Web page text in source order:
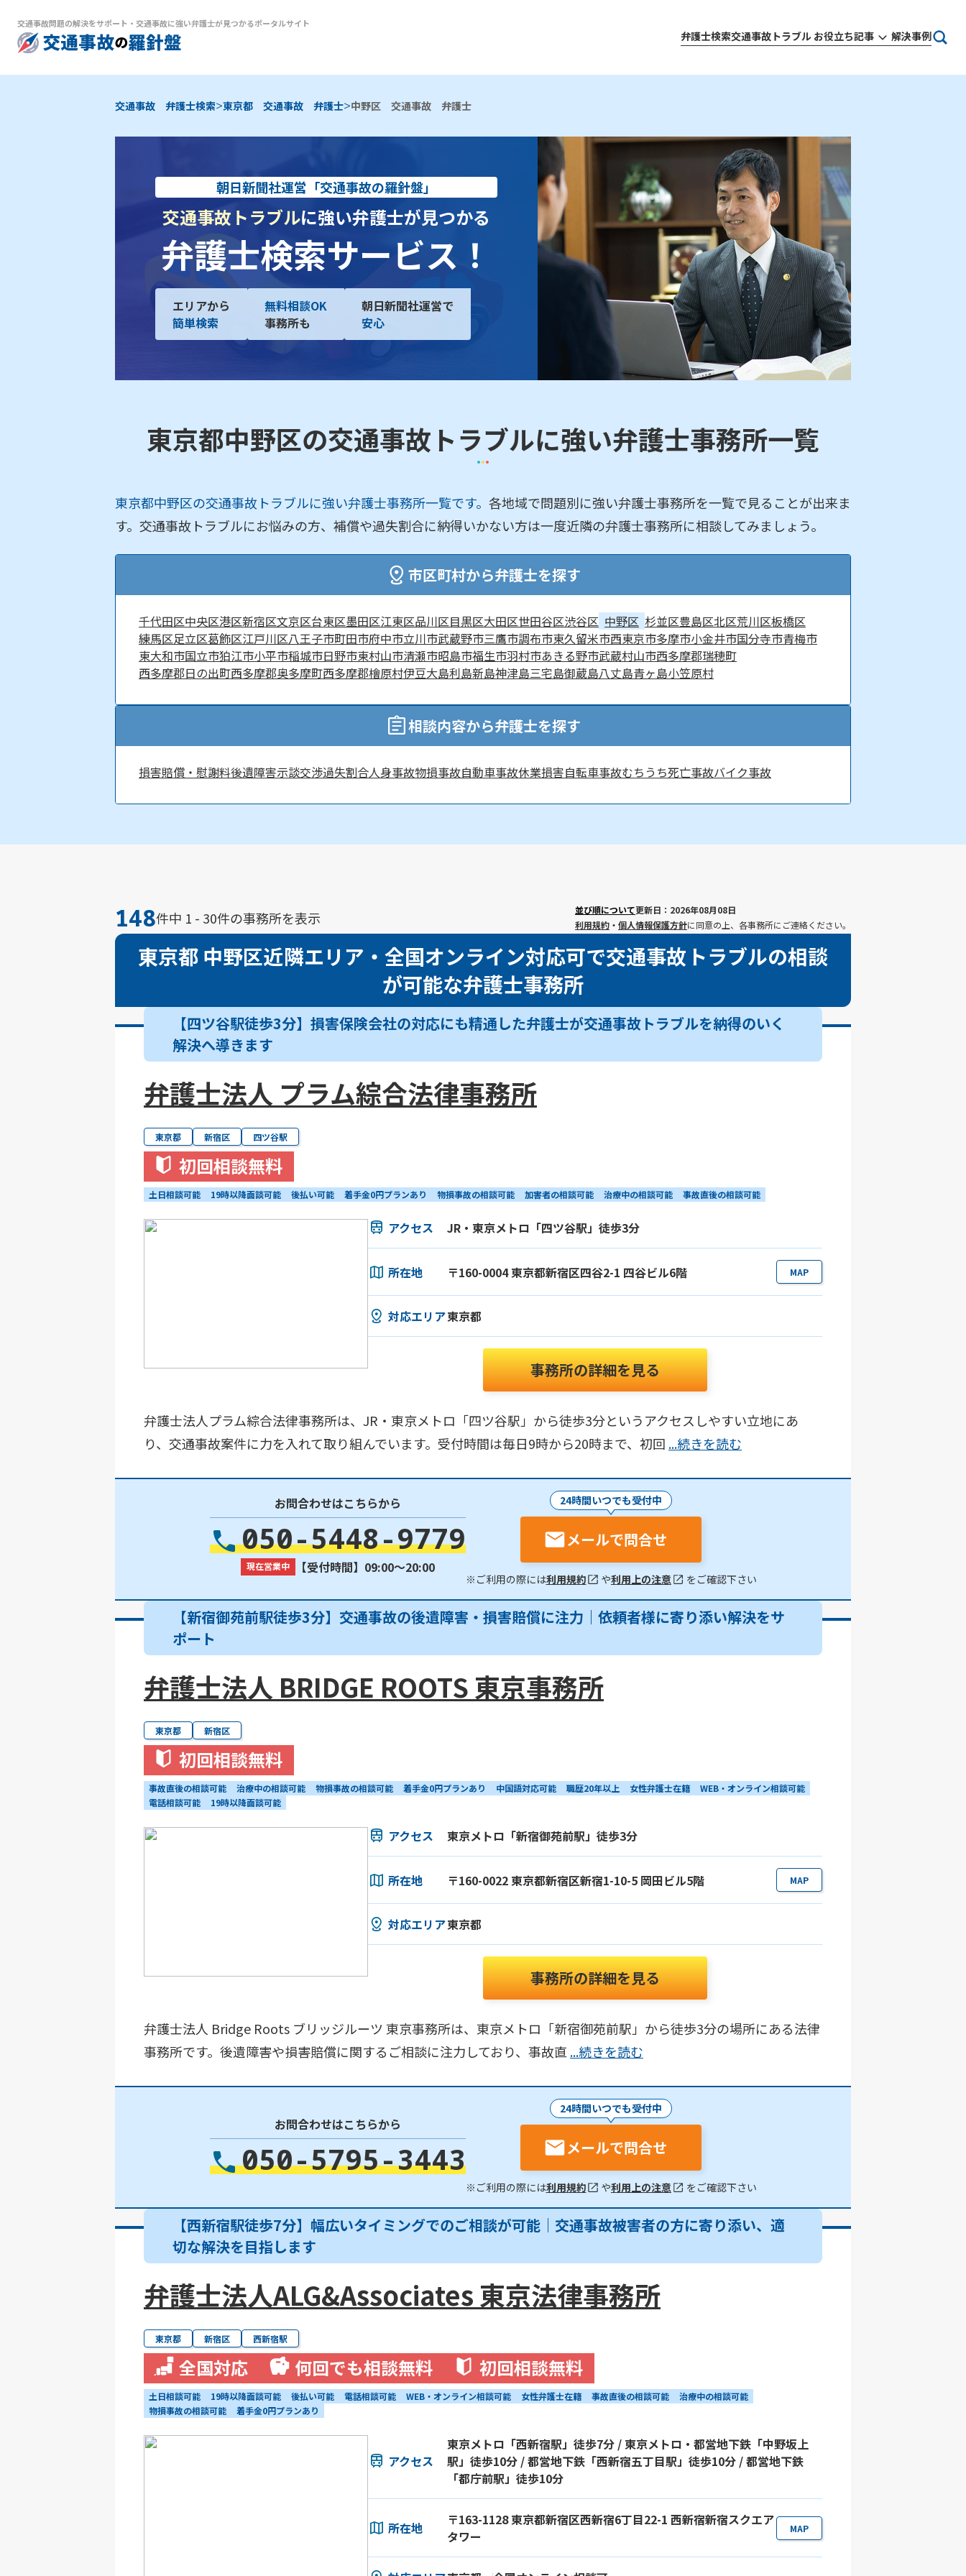
交通事故問題の解決をサポート ・ 交通事故に強い弁護士が見つかるポータルサイト
弁護士検索交通事故トラブル お役立ち記事 解決事例
交通事故 弁護士検索>東京都 交通事故 弁護士>中野区 交通事故 弁護士
朝日新聞社運営「交通事故の羅針盤」
交通事故トラブルに強い弁護士が見つかる
弁護士検索サービス！
エリアから
簡単検索
無料相談OK
事務所も
朝日新聞社運営で
安心
東京都中野区の交通事故トラブルに強い弁護士事務所一覧
東京都中野区の交通事故トラブルに強い弁護士事務所一覧です。 各地域で問題別に強い弁護士事務所を一覧で見ることが出来ま
す。交通事故トラブルにお悩みの方、補償や過失割合に納得いかない方は一度近隣の弁護士事務所に相談してみましょう。
市区町村から弁護士を探す
千代田区中央区港区新宿区文京区台東区墨田区江東区品川区目黒区大田区世田谷区渋谷区 中野区 杉並区豊島区北区荒川区板橋区
練馬区足立区葛飾区江戸川区八王子市町田市府中市立川市武蔵野市三鷹市調布市東久留米市西東京市多摩市小金井市国分寺市青梅市
東大和市国立市狛江市小平市稲城市日野市東村山市清瀬市昭島市福生市羽村市あきる野市武蔵村山市西多摩郡瑞穂町
西多摩郡日の出町西多摩郡奥多摩町西多摩郡檜原村伊豆大島利島新島神津島三宅島御蔵島八丈島青ヶ島小笠原村
相談内容から弁護士を探す
損害賠償・慰謝料後遺障害示談交渉過失割合人身事故物損事故自動車事故休業損害自転車事故むちうち死亡事故バイク事故
148件中 1 - 30件の事務所を表示 並び順について更新日：2026年08月08日
利用規約 ・ 個人情報保護方針に同意の上、各事務所にご連絡ください。
東京都 中野区近隣エリア・全国オンライン対応可で交通事故トラブルの相談
が可能な弁護士事務所
【四ツ谷駅徒歩3分】損害保険会社の対応にも精通した弁護士が交通事故トラブルを納得のいく
解決へ導きます
弁護士法人 プラム綜合法律事務所
東京都 新宿区 四ツ谷駅
初回相談無料
土日相談可能 19時以降面談可能 後払い可能 着手金0円プランあり 物損事故の相談可能 加害者の相談可能 治療中の相談可能 事故直後の相談可能
アクセス JR・東京メトロ「四ツ谷駅」徒歩3分
所在地 〒160-0004 東京都新宿区四谷2-1 四谷ビル6階 MAP
対応エリア東京都
事務所の詳細を見る
弁護士法人プラム綜合法律事務所は、JR・東京メトロ「四ツ谷駅」から徒歩3分というアクセスしやすい立地にあ
り、交通事故案件に力を入れて取り組んでいます。受付時間は毎日9時から20時まで、初回 ...続きを読む
お問合わせはこちらから
050-5448-9779
現在営業中 【受付時間】09:00〜20:00
24時間いつでも受付中
メールで問合せ
※ご利用の際には利用規約 や利用上の注意 をご確認下さい
【新宿御苑前駅徒歩3分】交通事故の後遺障害・損害賠償に注力｜依頼者様に寄り添い解決をサ
ポート
弁護士法人 BRIDGE ROOTS 東京事務所
東京都 新宿区
初回相談無料
事故直後の相談可能 治療中の相談可能 物損事故の相談可能 着手金0円プランあり 中国語対応可能 職歴20年以上 女性弁護士在籍
WEB・オンライン相談可能
電話相談可能
19時以降面談可能
アクセス 東京メトロ「新宿御苑前駅」徒歩3分
所在地 〒160-0022 東京都新宿区新宿1-10-5 岡田ビル5階 MAP
対応エリア東京都
事務所の詳細を見る
弁護士法人 Bridge Roots ブリッジルーツ 東京事務所は、東京メトロ「新宿御苑前駅」から徒歩3分の場所にある法律
事務所です。後遺障害や損害賠償に関するご相談に注力しており、事故直 ...続きを読む
お問合わせはこちらから
050-5795-3443
24時間いつでも受付中
メールで問合せ
※ご利用の際には利用規約 や利用上の注意 をご確認下さい
【西新宿駅徒歩7分】幅広いタイミングでのご相談が可能｜交通事故被害者の方に寄り添い、適
切な解決を目指します
弁護士法人ALG&Associates 東京法律事務所
東京都 新宿区 西新宿駅
全国対応 何回でも相談無料 初回相談無料
土日相談可能 19時以降面談可能 後払い可能 電話相談可能 WEB・オンライン相談可能 女性弁護士在籍 事故直後の相談可能
治療中の相談可能
物損事故の相談可能
着手金0円プランあり
アクセス
東京メトロ「西新宿駅」徒歩7分 / 東京メトロ・都営地下鉄「中野坂上
駅」徒歩10分 / 都営地下鉄「西新宿五丁目駅」徒歩10分 / 都営地下鉄
「都庁前駅」徒歩10分
所在地
〒163-1128 東京都新宿区西新宿6丁目22-1 西新宿新宿スクエア
タワー
MAP